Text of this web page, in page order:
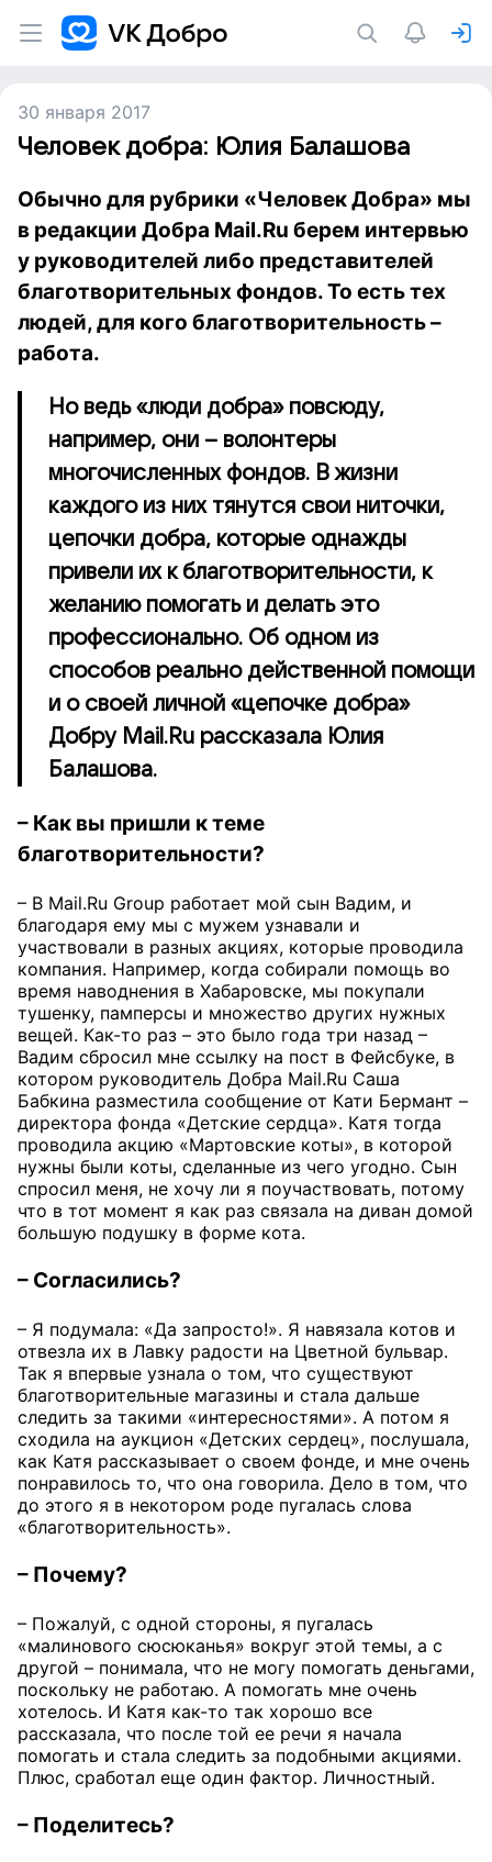
30 января 2017
Человек добра: Юлия Балашова
Обычно для рубрики «Человек Добра» мы
в редакции Добра Mail.Ru берем интервью
у руководителей либо представителей
благотворительных фондов. То есть тех
людей, для кого благотворительность –
работа.
Но ведь «люди добра» повсюду,
например, они – волонтеры
многочисленных фондов. В жизни
каждого из них тянутся свои ниточки,
цепочки добра, которые однажды
привели их к благотворительности, к
желанию помогать и делать это
профессионально. Об одном из
способов реально действенной помощи
и о своей личной «цепочке добра»
Добру Mail.Ru рассказала Юлия
Балашова.
– Как вы пришли к теме
благотворительности?
– В Mail.Ru Group работает мой сын Вадим, и
благодаря ему мы с мужем узнавали и
участвовали в разных акциях, которые проводила
компания. Например, когда собирали помощь во
время наводнения в Хабаровске, мы покупали
тушенку, памперсы и множество других нужных
вещей. Как-то раз – это было года три назад –
Вадим сбросил мне ссылку на пост в Фейсбуке, в
котором руководитель Добра Mail.Ru Саша
Бабкина разместила сообщение от Кати Бермант –
директора фонда «Детские сердца». Катя тогда
проводила акцию «Мартовские коты», в которой
нужны были коты, сделанные из чего угодно. Сын
спросил меня, не хочу ли я поучаствовать, потому
что в тот момент я как раз связала на диван домой
большую подушку в форме кота.
– Согласились?
– Я подумала: «Да запросто!». Я навязала котов и
отвезла их в Лавку радости на Цветной бульвар.
Так я впервые узнала о том, что существуют
благотворительные магазины и стала дальше
следить за такими «интересностями». А потом я
сходила на аукцион «Детских сердец», послушала,
как Катя рассказывает о своем фонде, и мне очень
понравилось то, что она говорила. Дело в том, что
до этого я в некотором роде пугалась слова
«благотворительность».
– Почему?
– Пожалуй, с одной стороны, я пугалась
«малинового сюсюканья» вокруг этой темы, а с
другой – понимала, что не могу помогать деньгами,
поскольку не работаю. А помогать мне очень
хотелось. И Катя как-то так хорошо все
рассказала, что после той ее речи я начала
помогать и стала следить за подобными акциями.
Плюс, сработал еще один фактор. Личностный.
– Поделитесь?